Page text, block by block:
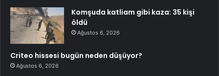
Komşuda katliam gibi kaza: 35 kişi
öldü
Ağustos 6, 2026
Criteo hissesi bugün neden düşüyor?
Ağustos 6, 2026